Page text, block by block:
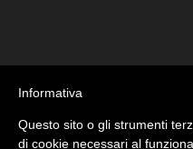
Informativa
Questo sito o gli strumenti
di cookie necessari al